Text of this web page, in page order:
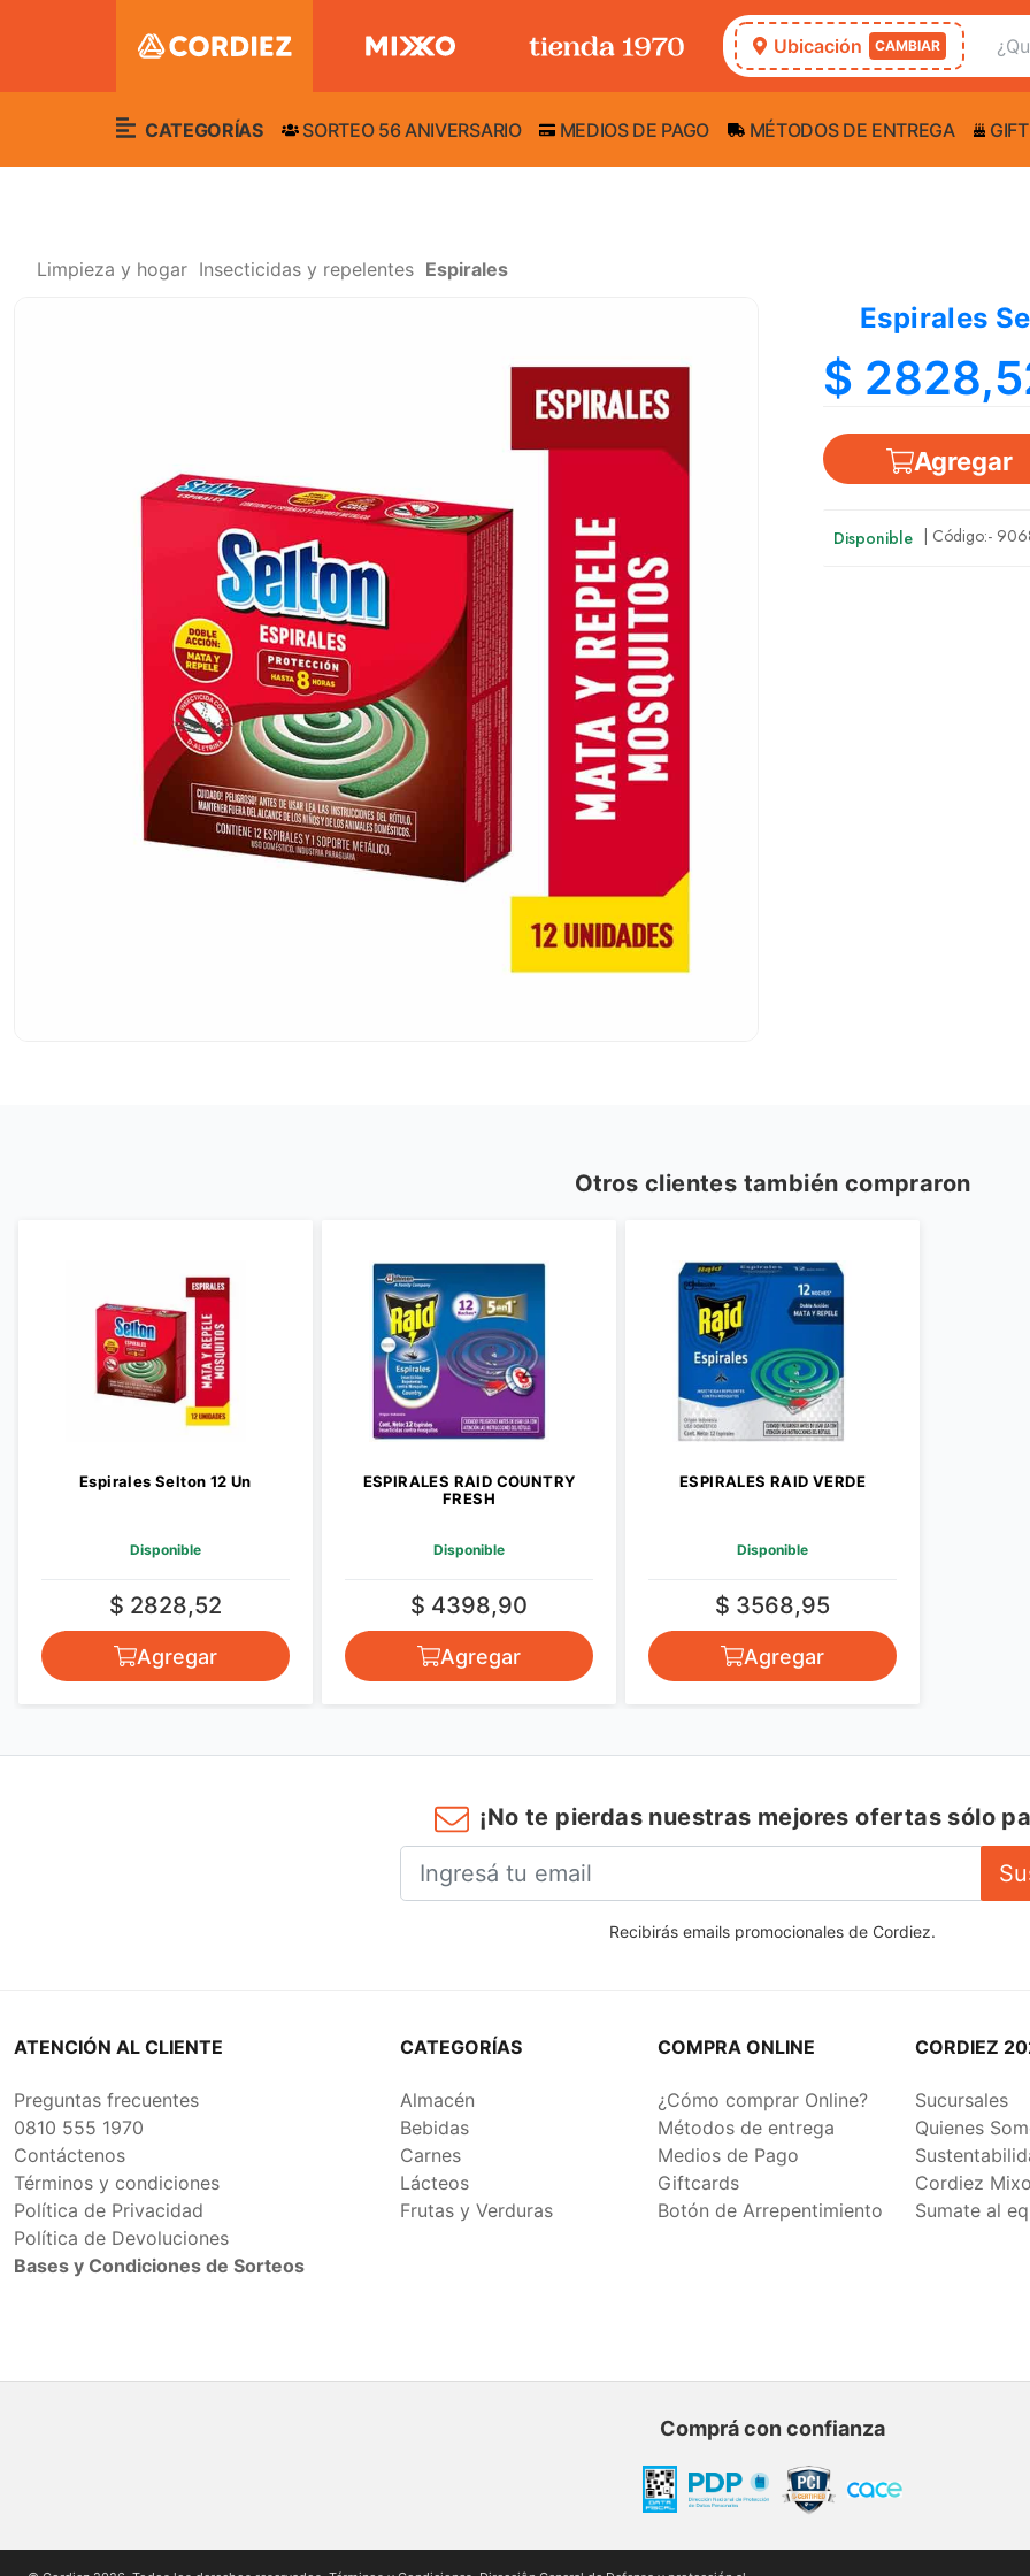
Ubicación CAMBIAR
CATEGORÍAS SORTEO 56 ANIVERSARIO MEDIOS DE PAGO MÉTODOS DE ENTREGA
Limpieza y hogar Insecticidas y repelentes Espirales
Espirales
$
Agregar
Disponible | Código:-
Otros clientes también compraron
Espirales Selton 12 Un
Disponible
$ 2828,52
Agregar
ESPIRALES RAID COUNTRY
FRESH
Disponible
$ 4398,90
Agregar
ESPIRALES RAID VERDE
Disponible
$ 3568,95
Agregar
¡No te pierdas nuestras mejores ofertas sólo
Recibirás emails promocionales de Cordiez.
ATENCIÓN AL CLIENTE
Preguntas frecuentes
0810 555 1970
Contáctenos
Términos y condiciones
Política de Privacidad
Política de Devoluciones
Bases y Condiciones de Sorteos
CATEGORÍAS
Almacén
Bebidas
Carnes
Lácteos
Frutas y Verduras
COMPRA ONLINE
¿Cómo comprar Online?
Métodos de entrega
Medios de Pago
Giftcards
Botón de Arrepentimiento
CORDIEZ
Sucursales
Quienes
Cordiez
Sumate al
Comprá con confianza